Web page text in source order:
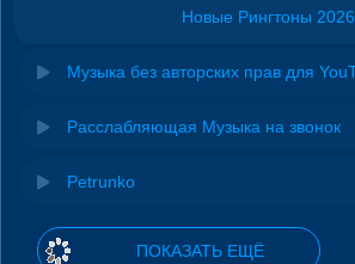
Новые Рингтоны 2026
Расслабляющая Музыка на звонок
Petrunko
ПОКАЗАТЬ ЕЩЁ